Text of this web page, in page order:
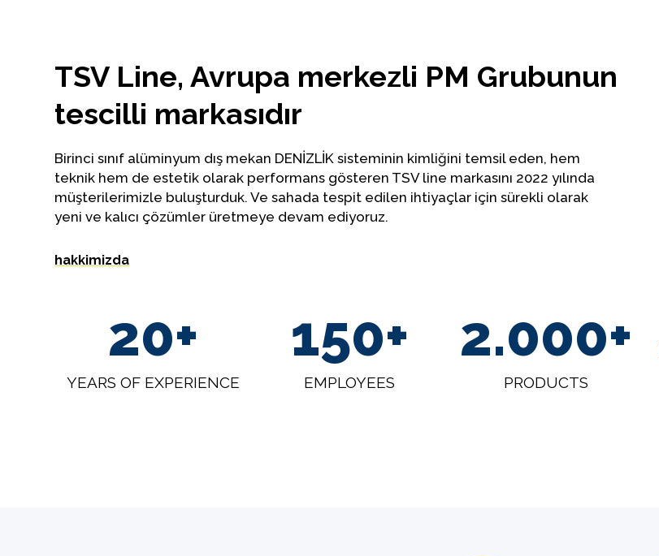
TSV Line, Avrupa merkezli PM Grubunun
tescilli markasıdır
Birinci sınıf alüminyum dış mekan DENİZLİK sisteminin kimliğini temsil eden, hem
teknik hem de estetik olarak performans gösteren TSV line markasını 2022 yılında
müşterilerimizle buluşturduk. Ve sahada tespit edilen ihtiyaçlar için sürekli olarak
yeni ve kalıcı çözümler üretmeye devam ediyoruz.
hakkimizda
20+
YEARS OF EXPERIENCE
150+
EMPLOYEES
2.000+
PRODUCTS